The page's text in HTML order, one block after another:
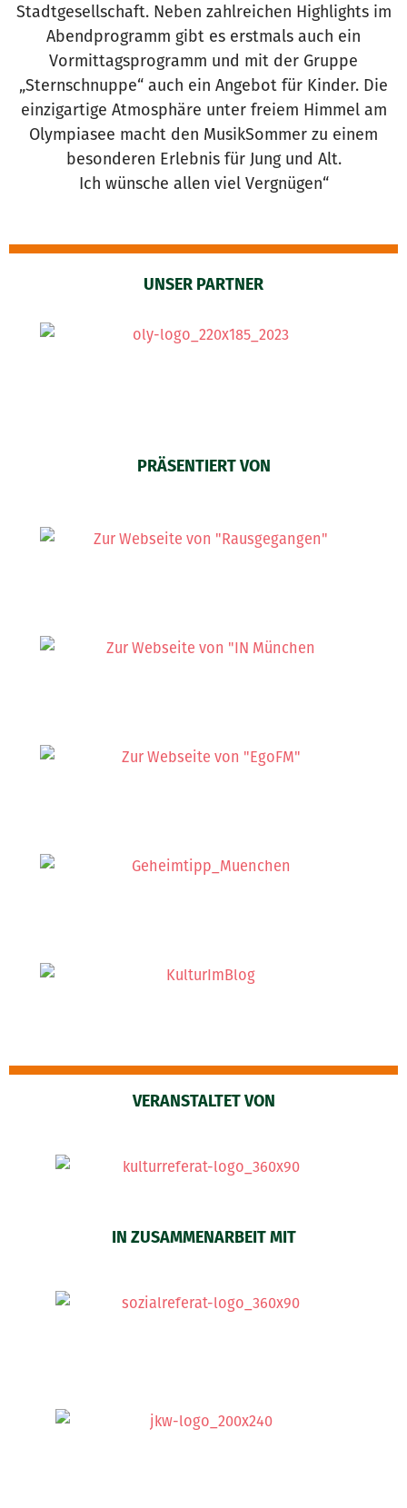
Stadtgesellschaft. Neben zahlreichen Highlights im
Abendprogramm gibt es erstmals auch ein
Vormittagsprogramm und mit der Gruppe
„Sternschnuppe“ auch ein Angebot für Kinder. Die
einzigartige Atmosphäre unter freiem Himmel am
Olympiasee macht den MusikSommer zu einem
besonderen Erlebnis für Jung und Alt.
Ich wünsche allen viel Vergnügen“
UNSER PARTNER
PRÄSENTIERT VON
VERANSTALTET VON
IN ZUSAMMENARBEIT MIT